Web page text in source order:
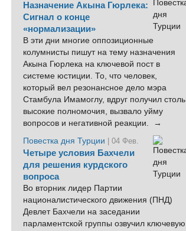
Назначение Акына Гюрлека:
Сигнал о конце
«нормализации»
В эти дни многие оппозиционные
колумнисты пишут на тему назначения
Акына Гюрлека на ключевой пост в
системе юстиции. То, что человек,
который вел резонансное дело мэра
Стамбула Имамоглу, вдруг получил столь
высокие полномочия, вызвало уйму
вопросов и негативной реакции. →
Повестка дня Турции
| 04 Фев.
Четыре условия Бахчели
для решения курдского
вопроса
Во вторник лидер Партии
националистического движения (ПНД)
Девлет Бахчели на заседании
парламентской группы озвучил ключевую